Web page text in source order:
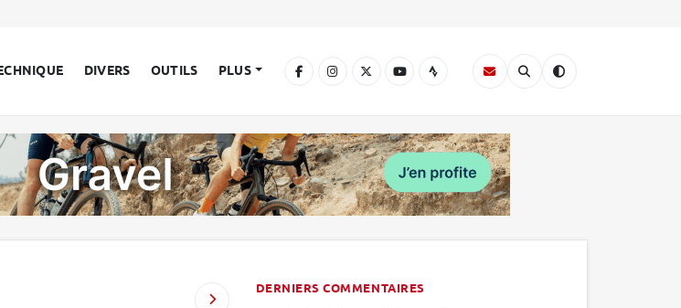
DIVERS OUTILS PLUS
DERNIERS COMMENTAIRES